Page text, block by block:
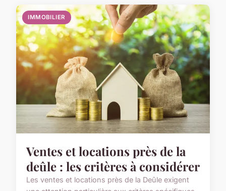
IMMOBILIER
Ventes et locations près de la
deûle : les critères à considérer
Les ventes et locations près de la Deûle exigent